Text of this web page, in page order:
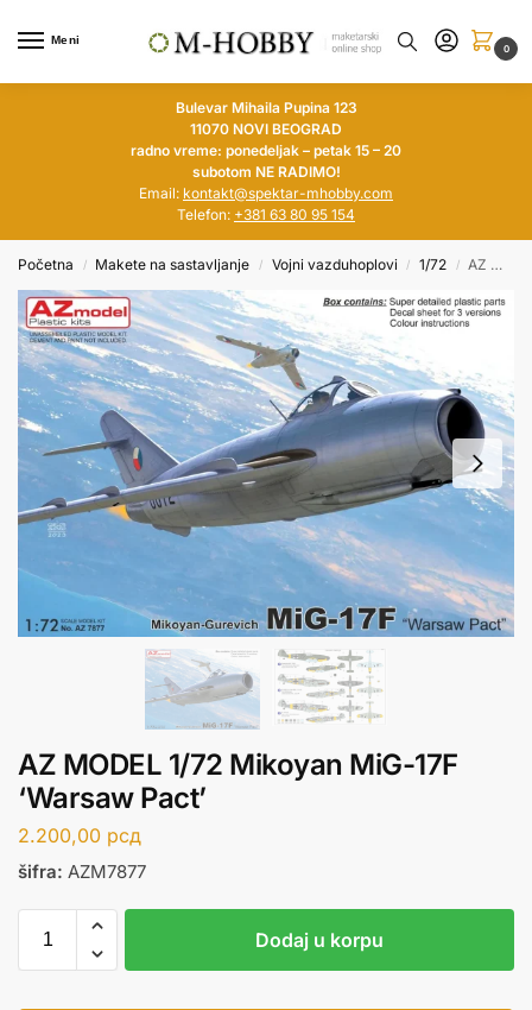
Meni
0
Bulevar Mihaila Pupina 123
11070 NOVI BEOGRAD
radno vreme: ponedeljak – petak 15 – 20
subotom NE RADIMO!
Email: kontakt@spektar-mhobby.com
Telefon: +381 63 80 95 154
Početna / Makete na sastavljanje / Vojni vazduhoplovi / 1/72 / AZ MODEL 1/72 Mikoyan MiG-17F ‘Warsaw Pact’
AZ MODEL 1/72 Mikoyan MiG-17F
‘Warsaw Pact’
2.200,00 рсд
šifra: AZM7877
Dodaj u korpu